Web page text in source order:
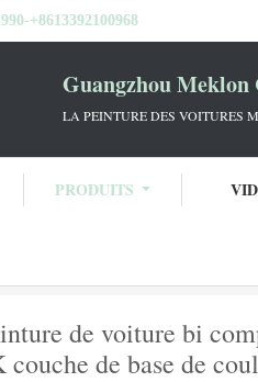
+8613392100968
Guangzhou Meklon
LA PEINTURE DES VOITURES
PRODUITS
de voiture bi
couche de base de